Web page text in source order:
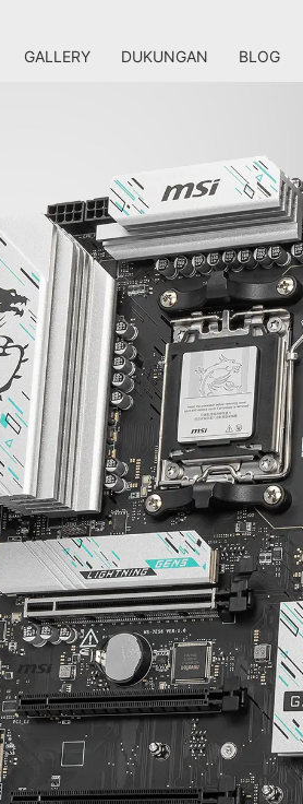
GALLERY DUKUNGAN BLOG